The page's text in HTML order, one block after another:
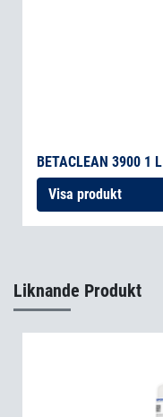
BETACLEAN 3900 1 L
Visa produkt
Liknande Produkt